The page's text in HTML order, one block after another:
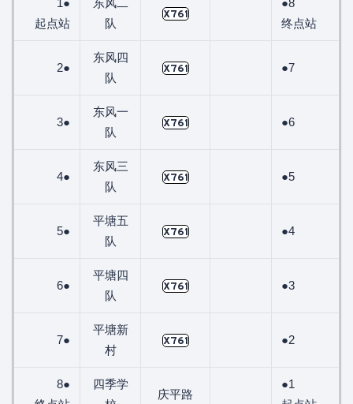
起点站
队
X761
终点站
2●
东风四
队
X761 ●7
3●
东风一
队
X761 ●6
4●
东风三
队
X761 ●5
5●
平塘五
队
X761 ●4
6●
平塘四
队
X761 ●3
7●
平塘新
村
X761 ●2
8●
四季学
庆平路
●1